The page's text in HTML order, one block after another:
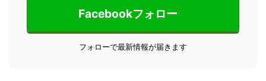
Facebookフォロー
フォローで最新情報が届きます